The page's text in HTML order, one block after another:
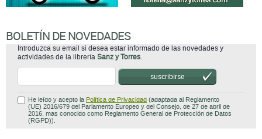
BOLETÍN DE NOVEDADES
Introduzca su email si desea estar informado de las novedades y
actividades de la librería Sanz y Torres
suscribirse
He leído y acepto la Política de Privacidad (adaptada al Reglamento
(UE) 2016/679 del Parlamento Europeo y del Consejo, de 27 de abril de
2016, mas conocido como Reglamento General de Protección de Datos
(RGPD)).